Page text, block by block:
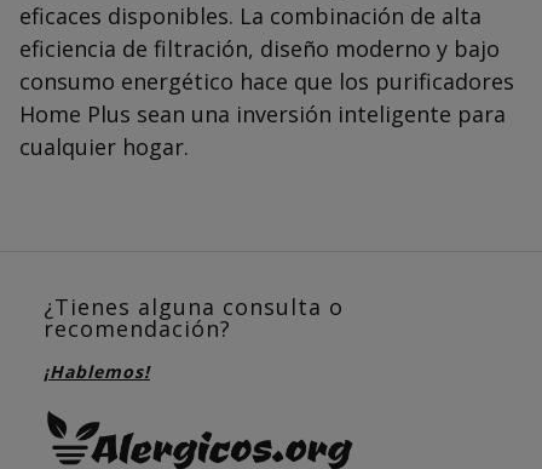
eficaces disponibles. La combinación de alta
eficiencia de filtración, diseño moderno y bajo
consumo energético hace que los purificadores
Home Plus sean una inversión inteligente para
cualquier hogar.
¿Tienes alguna consulta o
recomendación?
¡Hablemos!